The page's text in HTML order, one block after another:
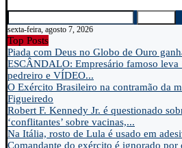
sexta-feira, agosto 7, 2026
Top Posts
Piada com Deus no Globo de Ouro
ESCÂNDALO: Empresário famoso leva
pedreiro e VÍDEO...
O Exército Brasileiro na contramão da
Figueiredo
Robert F. Kennedy Jr. é questionado
‘conflitantes’ sobre vacinas,...
Na Itália, rosto de Lula é usado em
Comandante do exército é ignorado por